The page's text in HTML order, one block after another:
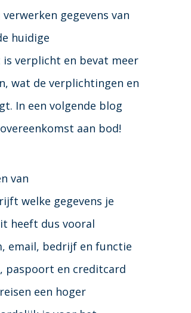
verwerken gegevens van
huidige
verplicht en bevat meer
wat de verplichtingen en
In een volgende blog
aan bod!
van
welke gegevens je
heeft dus vooral
email, bedrijf en functie
paspoort en creditcard
een hoger